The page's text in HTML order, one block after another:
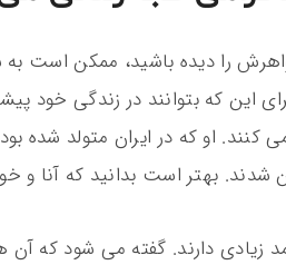
را دیده باشید، ممکن است
این که بتوانند در زندگی خود
کنند. او که در ایران متولد شده
شدند. بهتر است بدانید که آنا و
زیادی دارند. گفته می شود که